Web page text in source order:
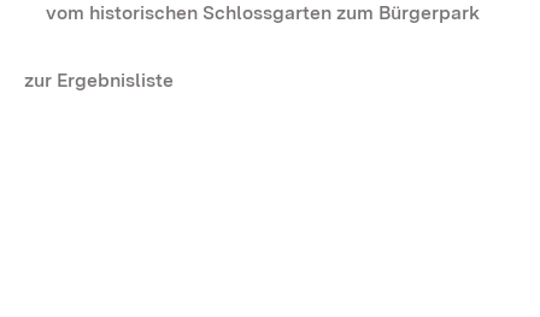
vom historischen Schlossgarten zum Bürgerpark
zur Ergebnisliste